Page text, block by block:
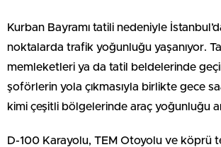
Kurban Bayramı tatili nedeniyle
noktalarda trafik yoğunluğu yaşanıyor.
memleketleri ya da tatil beldelerinde
şoförlerin yola çıkmasıyla birlikte gece
kimi çeşitli bölgelerinde araç yoğunluğu
D-100 Karayolu, TEM Otoyolu ve köprü